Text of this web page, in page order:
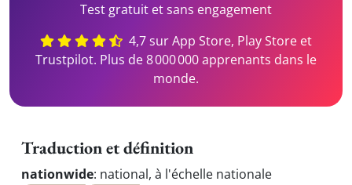
Test gratuit et sans engagement
4,7 sur App Store, Play Store et
Trustpilot. Plus de 8 000 000 apprenants dans le
monde.
Traduction et définition
nationwide: national, à l'échelle nationale